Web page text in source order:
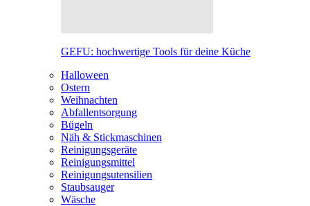
GEFU: hochwertige Tools für deine Küche
Halloween
Ostern
Weihnachten
Abfallentsorgung
Bügeln
Näh & Stickmaschinen
Reinigungsgeräte
Reinigungsmittel
Reinigungsutensilien
Staubsauger
Wäsche